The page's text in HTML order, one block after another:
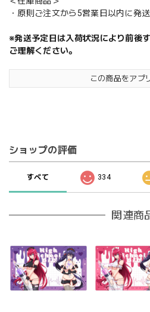
・原則ご注文から5営業日以内に発
※発送予定日は入荷状況により前後
ご理解ください。
この商品をアプ
ショップの評価
すべて 334
関連商